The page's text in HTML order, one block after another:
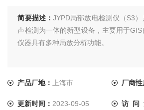
简要描述：JYPD局部放电检测仪（S3
声检测为一体的新型设备，主要用于
仪器具有多种局放分析功能。
产品厂地：上海市 厂商性
更新时间：2023-09-05 访 问